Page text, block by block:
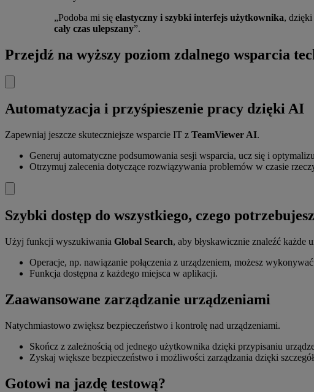
„Podoba mi się elastyczny i szybki interfejs użytkownika, dzięki
cały czas ulepszany”.
Przejdź na wyższy poziom zdalnego wsparcia
Automatyzacja i przyśpieszenie pracy dzięki AI
Zapewniaj jeszcze skuteczniejsze wsparcie IT z TeamViewer AI.
Generuj automatyczne podsumowania sesji wsparcia, ucz się i
Otrzymuj zalecenia dotyczące rozwiązywania problemów w czasie
Szybki dostęp do wszystkiego, czego potrzebujesz
Użyj funkcji wyszukiwania Global Search, aby błyskawicznie znaleźć każde
Operacje, np. nawiązanie połączenia z urządzeniem, możesz
Funkcja dostępna z każdego miejsca w aplikacji.
Zaawansowane zarządzanie urządzeniami
Natychmiastowo zwiększ bezpieczeństwo i kontrolę nad urządzeniami.
Skończ z zależnością od jednego użytkownika dzięki przypisaniu
Zyskaj większe bezpieczeństwo i możliwości zarządzania dzięki
Gotowi na jazdę testową?